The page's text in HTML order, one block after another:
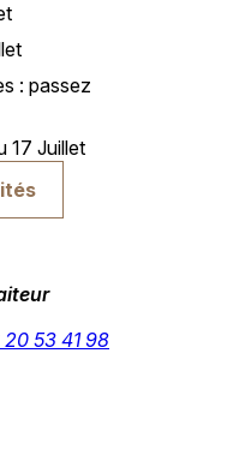
: passez
17 Juillet
20 53 41 98